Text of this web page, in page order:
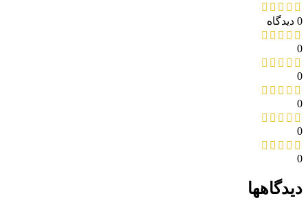
0 دیدگاه
0
0
0
0
0
دیدگاهها